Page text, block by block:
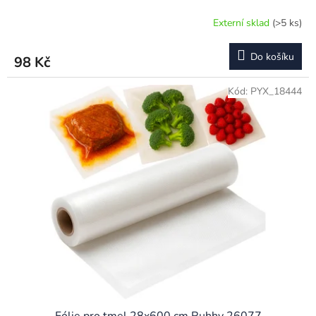
Externí sklad (>5 ks)
98 Kč Do košíku
Kód: PYX_18444